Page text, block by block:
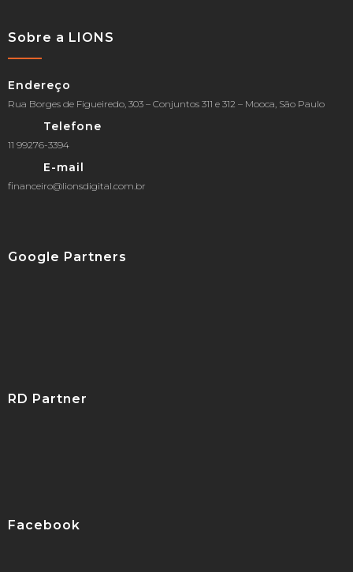
Sobre a LIONS
Endereço
Rua Borges de Figueiredo, 303 – Conjuntos 311 e 312 – Mooca, São Paulo
Telefone
11 99276-3394
E-mail
financeiro@lionsdigital.com.br
Google Partners
RD Partner
Facebook